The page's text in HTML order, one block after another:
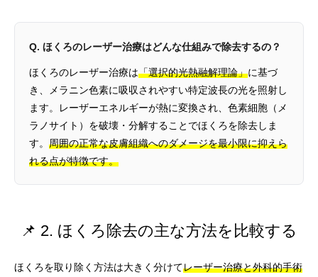
Q. ほくろのレーザー治療はどんな仕組みで除去するの？
ほくろのレーザー治療は「選択的光熱融解理論」に基づ
き、メラニン色素に吸収されやすい特定波長の光を照射し
ます。レーザーエネルギーが熱に変換され、色素細胞（メ
ラノサイト）を破壊・分解することでほくろを除去しま
す。 周囲の正常な皮膚組織へのダメージを最小限に抑えら
れる点が特徴です。
📌 2. ほくろ除去の主な方法を比較する
ほくろを取り除く方法は大きく分けてレーザー治療と外科的手術